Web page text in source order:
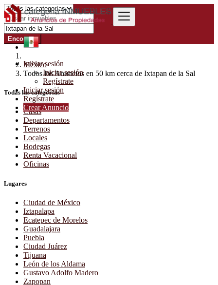
Iniciar sesión
Iniciar sesión
Regístrate
Iniciar sesión
Regístrate
Crear Anuncio
Encontrar
México
Todos los Anuncios en 50 km cerca de Ixtapan de la Sal
Todas las categorías
Casas
Departamentos
Terrenos
Locales
Bodegas
Renta Vacacional
Oficinas
Lugares
Ciudad de México
Iztapalapa
Ecatepec de Morelos
Guadalajara
Puebla
Ciudad Juárez
Tijuana
León de los Aldama
Gustavo Adolfo Madero
Zapopan